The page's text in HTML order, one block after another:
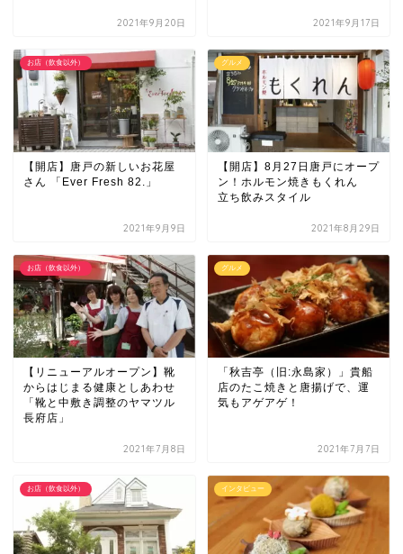
2021年9月20日 2021年9月17日
お店（飲食以外）
【開店】唐戸の新しいお花屋
さん 「Ever Fresh 82.」
2021年9月9日
グルメ
【開店】8月27日唐戸にオープ
ン！ホルモン焼きもくれん
立ち飲みスタイル
2021年8月29日
お店（飲食以外）
【リニューアルオープン】靴
からはじまる健康としあわせ
「靴と中敷き調整のヤマツル
長府店」
2021年7月8日
グルメ
「秋吉亭（旧:永島家）」貴船
店のたこ焼きと唐揚げで、運
気もアゲアゲ！
2021年7月7日
お店（飲食以外） インタビュー